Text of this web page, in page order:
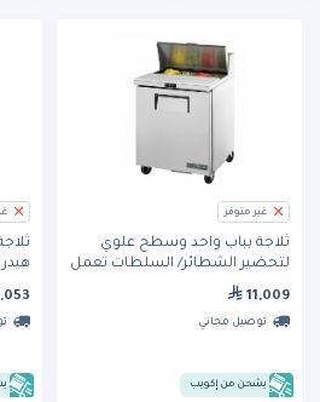
غير متوفر
ثلاجة بباب واحد وسطح علوي
لتحضير الشطائر/ السلطات تعمل
11,009
توصيل مجاني
يشحن من إكويب